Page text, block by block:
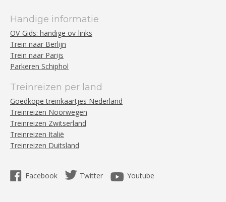
Handige informatie
OV-Gids: handige ov-links
Trein naar Berlijn
Trein naar Parijs
Parkeren Schiphol
Treinreizen per land
Goedkope treinkaartjes Nederland
Treinreizen Noorwegen
Treinreizen Zwitserland
Treinreizen Italië
Treinreizen Duitsland
Facebook Twitter Youtube